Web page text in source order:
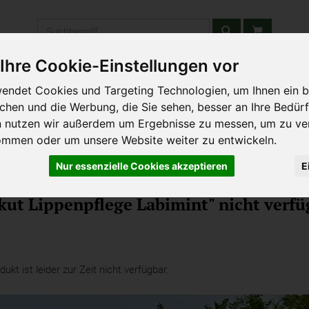
Cookie-Einstellungen vor
Cookies und Targeting Technologien, um Ihnen ein
und die Werbung, die Sie sehen, besser an Ihre
nutzen wir außerdem um Ergebnisse zu messen, um zu
oder um unsere Website weiter zu entwickeln.
Nur essenzielle Cookies akzeptieren
& Schulen Liefergebiet Wochenmarkt Unsere
Kosmetik
Lippenpflege Labimint" nicht
ist leider zur Zeit nicht verfügbar.